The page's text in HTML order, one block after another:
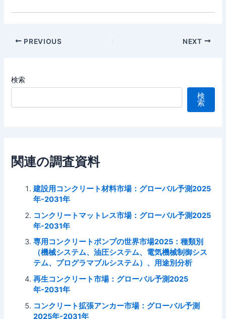
Post
PREVIOUS NEXT
検索
検
索
関連の調査資料
建設用コンクリート材料市場：グローバル予測2025
年-2031年
コンクリートマットレス市場：グローバル予測2025
年-2031年
専用コンクリートポンプの世界市場2025：種類別
（機械システム、油圧システム、電気機械制御シス
テム、プログラマブルシステム）、用途別分析
再生コンクリート市場：グローバル予測2025
年-2031年
コンクリート拡張アンカー市場：グローバル予測
2025年-2031年